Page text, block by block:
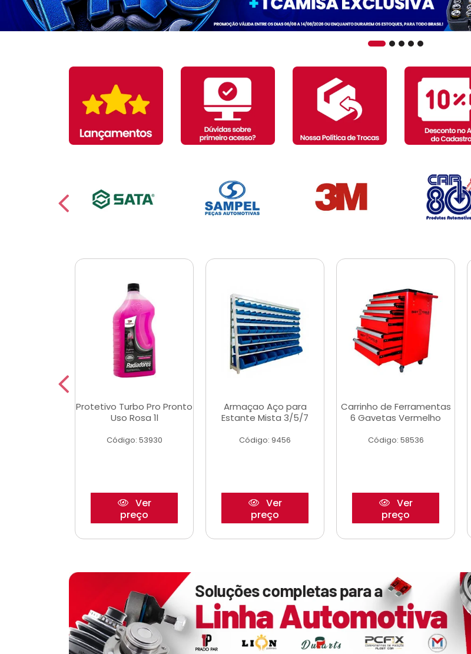
Protetivo Turbo Pro Pronto
Uso Rosa 1l
Código: 53930
Ver
preço
Armaçao Aço para
Estante Mista 3/5/7
Código: 9456
Ver
preço
Carrinho de Ferramentas
6 Gavetas Vermelho
Código: 58536
Ver
preço